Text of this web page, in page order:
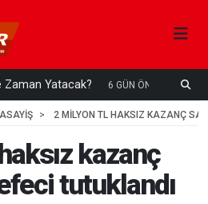
Zaman Yatacak? 6 GÜN ÖNCE
ASAYİŞ 2 MILYON TL HAKSIZ KAZANÇ
kazanç
tutuklandı